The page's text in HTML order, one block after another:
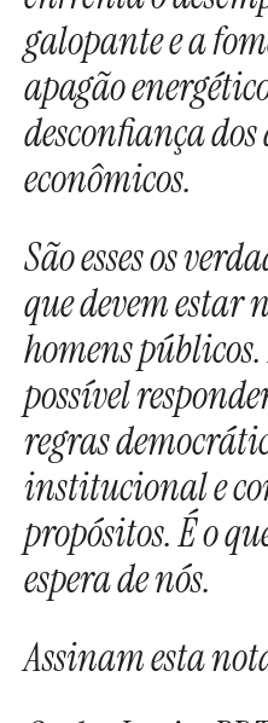
galopante e a
apagão
desconfiança dos
econômicos.
São esses os
que devem estar
homens públicos.
possível
regras
institucional e
propósitos. É o
espera de nós.
Assinam esta